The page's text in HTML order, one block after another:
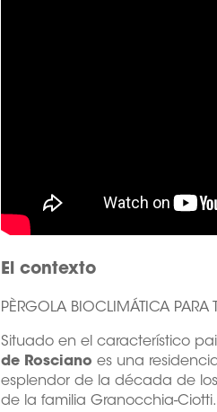
El contexto
PÈRGOLA BIOCLIMÁTICA PARA
Situado en el característico
de Rosciano es una
esplendor de la década de
de la familia Granocchia-